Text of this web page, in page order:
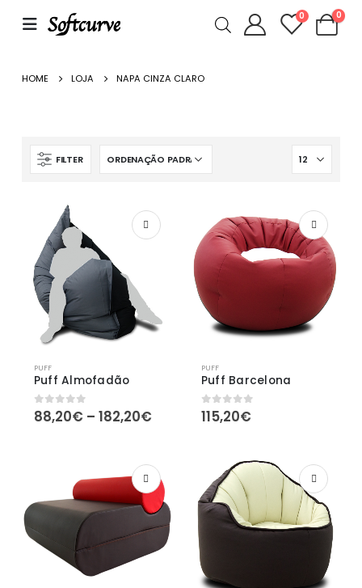
0 0
HOME LOJA NAPA CINZA CLARO
FILTER
PUFF
Puff Almofadão
0out of 5
88,20€ – 182,20€Price
182,20€
PUFF
Puff Barcelona
0out of 5
115,20€